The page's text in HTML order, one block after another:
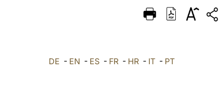
DEUTSCH
العربيّة DE - EN - ES- FR- HR- IT- PT